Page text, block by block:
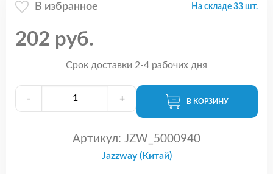
В избранное На складе 33 шт.
202 руб.
Срок доставки 2-4 рабочих дня
- + В КОРЗИНУ
Артикул: JZW_5000940
Jazzway (Китай)